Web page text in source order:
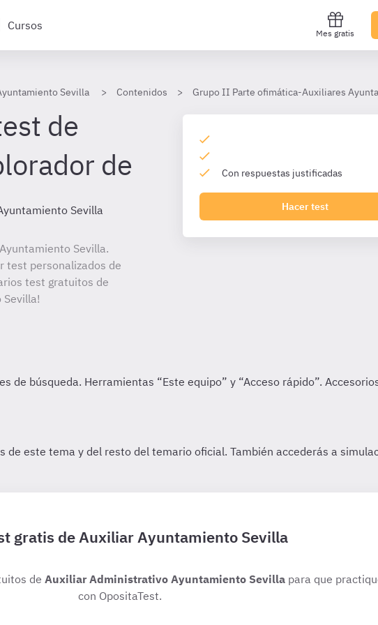
Cursos
Mes gratis
Sevilla Contenidos Grupo II Parte ofimática-Auxiliares
de
de
Sevilla
Sevilla.
test personalizados de
test gratuitos de
Con respuestas justificadas
Hacer test
gratis de Auxiliar Ayuntamiento Sevilla
de Auxiliar Administrativo Ayuntamiento Sevillapara que
con OpositaTest.